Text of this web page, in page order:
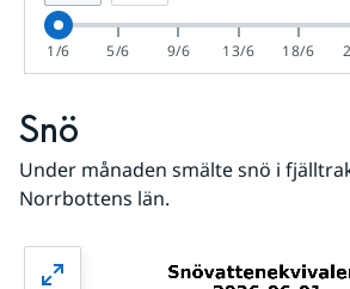
1/6 5/6 9/6 13/6 18/6
Snö
Under månaden smälte snö i
Norrbottens län.